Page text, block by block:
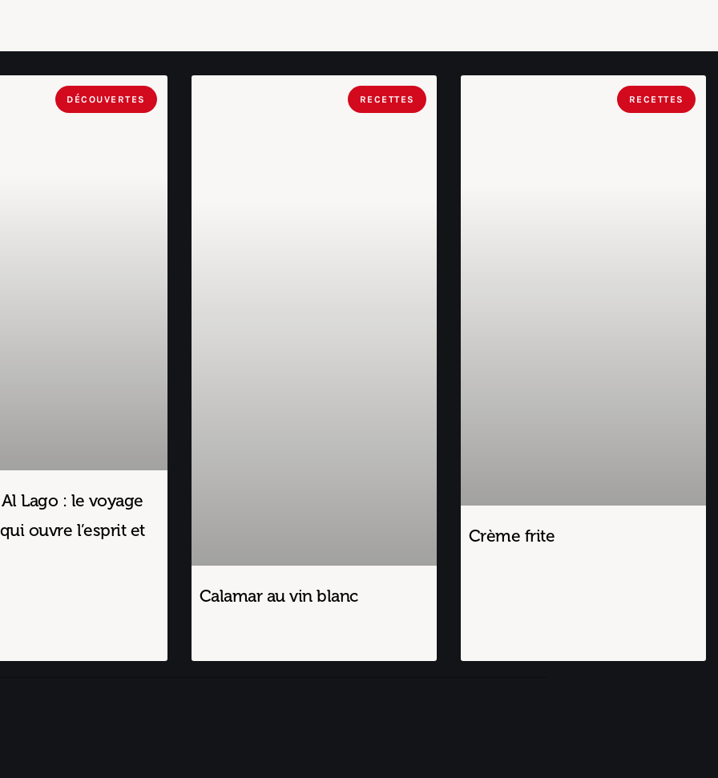
DÉCOUVERTES
Lago : le voyage
ouvre l’esprit et
RECETTES
Calamar au vin blanc
RECETTES
Crème frite